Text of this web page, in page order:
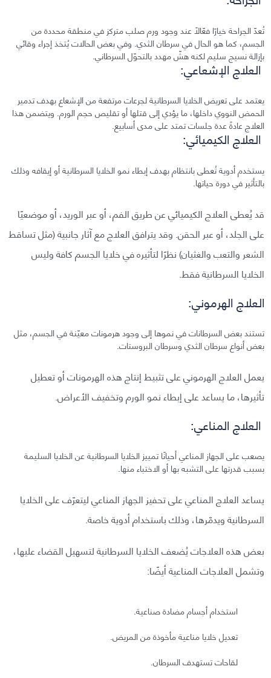
تُعدّ الجراحة خيارًا فعّالًا عند وجود ورم صلب متركز في منطقة محددة من
الجسم، كما هو الحال في سرطان الثدي. وفي بعض الحالات يُتخذ إجراء وقائي
بإزالة نسيج سليم لكنه هشّ مهدد بالتحوّل السرطاني.
العلاج الإشعاعي:
يعتمد على تعريض الخلايا السرطانية لجرعات مرتفعة من الإشعاع بهدف تدمير
الحمض النووي داخلها، ما يؤدي إلى قتلها أو تقليص حجم الورم. ويتضمن هذا
العلاج عادةً عدة جلسات تمتد على مدى أسابيع.
العلاج الكيميائي:
يستخدم أدوية تُعطى بانتظام بهدف إبطاء نمو الخلايا السرطانية أو إيقافه وذلك
بالتأثير في دورة حياتها.
قد يُعطى العلاج الكيميائي عن طريق الفم، أو عبر الوريد، أو موضعيًا
على الجلد، أو عبر الحقن. وقد يترافق العلاج مع آثار جانبية (مثل تساقط
الشعر والتعب والغثيان) نظرًا لتأثيره في خلايا الجسم كافة وليس
الخلايا السرطانية فقط.
العلاج الهرموني:
تستند بعض السرطانات في نموها إلى وجود هرمونات معيّنة في الجسم، مثل
بعض أنواع سرطان الثدي وسرطان البروستات.
يعمل العلاج الهرموني على تثبيط إنتاج هذه الهرمونات أو تعطيل
تأثيرها، ما يساعد على إبطاء نمو الورم وتخفيف الأعراض.
العلاج المناعي:
يصعب على الجهاز المناعي أحيانًا تمييز الخلايا السرطانية عن الخلايا السليمة
بسبب قدرتها على التشبه بها أو الاختباء منها.
يساعد العلاج المناعي على تحفيز الجهاز المناعي ليتعرّف على الخلايا
السرطانية ويدمّرها، وذلك باستخدام أدوية خاصة.
بعض هذه العلاجات يُضعف الخلايا السرطانية لتسهيل القضاء عليها،
وتشمل العلاجات المناعية أيضًا:
استخدام أجسام مضادة صناعية.
تعديل خلايا مناعية مأخوذة من المريض.
لقاحات تستهدف السرطان.